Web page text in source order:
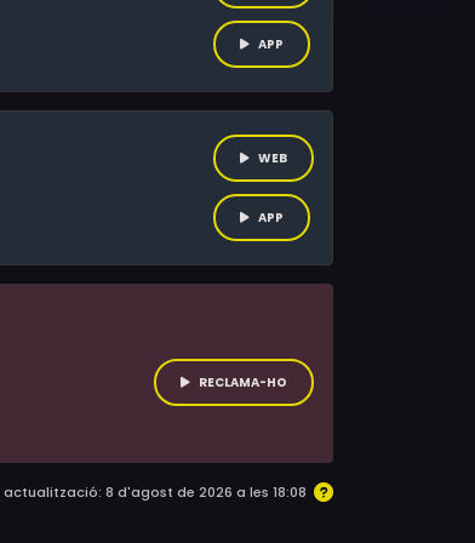
APP
WEB
APP
RECLAMA-HO
actualització: 8 d'agost de 2026 a les 18:08